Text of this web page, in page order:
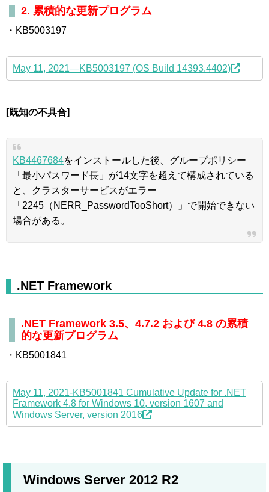
2. 累積的な更新プログラム
・KB5003197
May 11, 2021—KB5003197 (OS Build 14393.4402)
[既知の不具合]
KB4467684をインストールした後、グループポリシー
「最小パスワード長」が14文字を超えて構成されている
と、クラスターサービスがエラー
「2245（NERR_PasswordTooShort）」で開始できない
場合がある。
.NET Framework
.NET Framework 3.5、4.7.2 および 4.8 の累積
的な更新プログラム
・KB5001841
May 11, 2021-KB5001841 Cumulative Update for .NET
Framework 4.8 for Windows 10, version 1607 and
Windows Server, version 2016
Windows Server 2012 R2